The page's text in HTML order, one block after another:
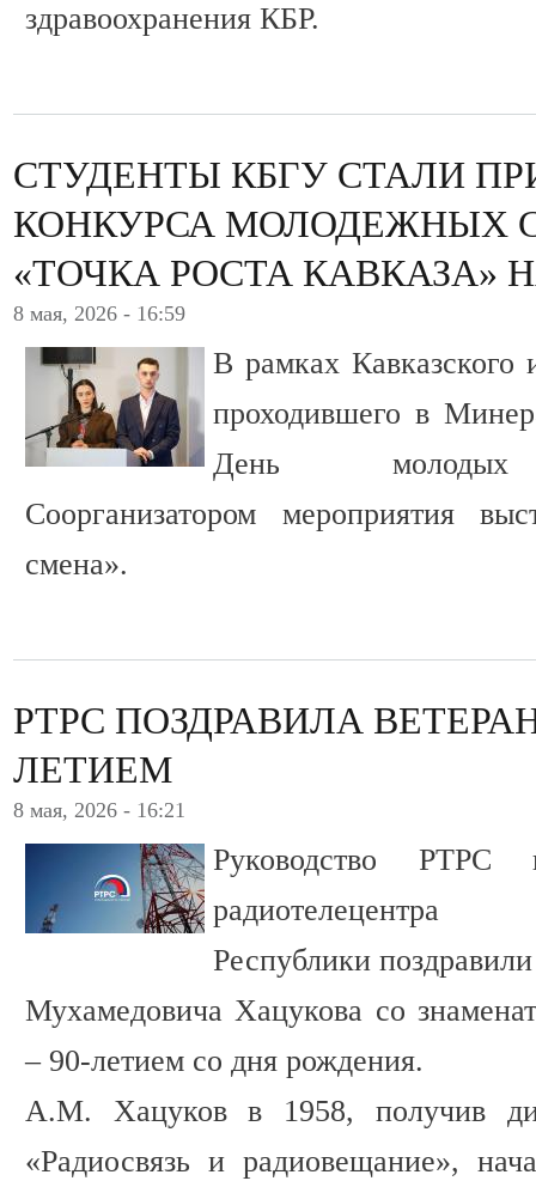
здравоохранения КБР.
СТУДЕНТЫ КБГУ СТАЛИ
КОНКУРСА МОЛОДЕЖНЫХ
«ТОЧКА РОСТА КАВКАЗА»
8 мая, 2026 - 16:59
В рамках Кавказского
проходившего в
День молодых
Соорганизатором мероприятия
смена».
РТРС ПОЗДРАВИЛА
ЛЕТИЕМ
8 мая, 2026 - 16:21
Руководство РТРС
радиотелецентра
Республики
Мухамедовича Хацукова со
– 90-летием со дня рождения.
А.М. Хацуков в 1958, получив
«Радиосвязь и радиовещание»,